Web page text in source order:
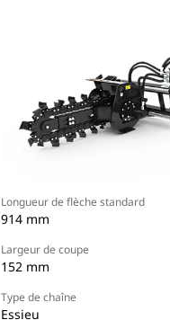
Longueur de flèche standard
914 mm
Largeur de coupe
152 mm
Type de chaîne
Essieu